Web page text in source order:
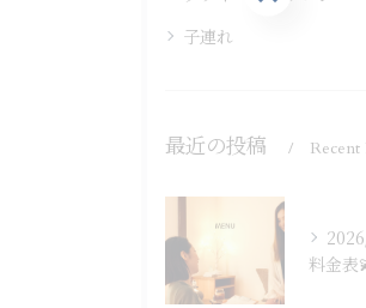
子連れ
最近の投稿 Recent
料金表